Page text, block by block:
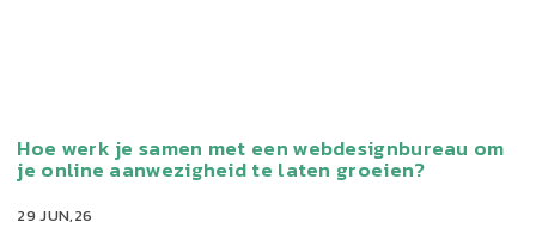
29 JUN,26
Hoe werk je samen met een webdesignbureau om
je online aanwezigheid te laten groeien?